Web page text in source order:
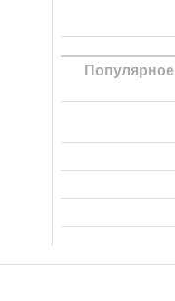
Популярное